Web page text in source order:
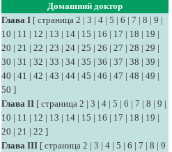
Домашний доктор
Глава I [ страница 2 | 3 | 4 | 5 | 6 | 7 | 8 | 9 |
10 | 11 | 12 | 13 | 14 | 15 | 16 | 17 | 18 | 19 |
20 | 21 | 22 | 23 | 24 | 25 | 26 | 27 | 28 | 29 |
30 | 31 | 32 | 33 | 34 | 35 | 36 | 37 | 38 | 39 |
40 | 41 | 42 | 43 | 44 | 45 | 46 | 47 | 48 | 49 |
50 ]
Глава II [ страница 2 | 3 | 4 | 5 | 6 | 7 | 8 | 9 |
10 | 11 | 12 | 13 | 14 | 15 | 16 | 17 | 18 | 19 |
20 | 21 | 22 ]
Глава III [ страница 2 | 3 | 4 | 5 | 6 | 7 | 8 | 9